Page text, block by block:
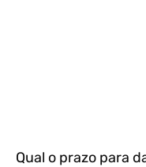
Qual o prazo para